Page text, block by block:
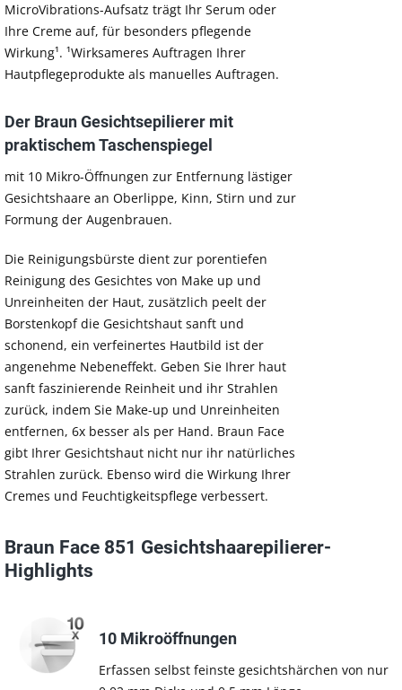
MicroVibrations-Aufsatz trägt Ihr Serum oder
Ihre Creme auf, für besonders pflegende
Wirkung¹. ¹Wirksameres Auftragen Ihrer
Hautpflegeprodukte als manuelles Auftragen.
Der Braun Gesichtsepilierer mit
praktischem Taschenspiegel
mit 10 Mikro-Öffnungen zur Entfernung lästiger
Gesichtshaare an Oberlippe, Kinn, Stirn und zur
Formung der Augenbrauen.
Die Reinigungsbürste dient zur porentiefen
Reinigung des Gesichtes von Make up und
Unreinheiten der Haut, zusätzlich peelt der
Borstenkopf die Gesichtshaut sanft und
schonend, ein verfeinertes Hautbild ist der
angenehme Nebeneffekt. Geben Sie Ihrer haut
sanft faszinierende Reinheit und ihr Strahlen
zurück, indem Sie Make-up und Unreinheiten
entfernen, 6x besser als per Hand. Braun Face
gibt Ihrer Gesichtshaut nicht nur ihr natürliches
Strahlen zurück. Ebenso wird die Wirkung Ihrer
Cremes und Feuchtigkeitspflege verbessert.
Braun Face 851 Gesichtshaarepilierer-
Highlights
10 Mikroöffnungen
Erfassen selbst feinste gesichtshärchen von nur